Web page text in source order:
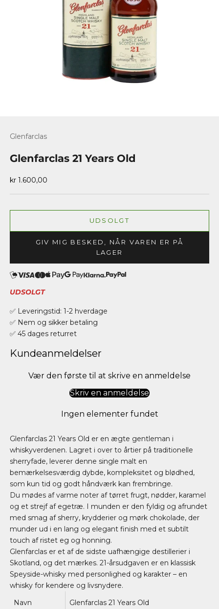
Glenfarclas
Glenfarclas 21 Years Old
Salgspris
kr 1.600,00
UDSOLGT
GIV MIG BESKED, NÅR VAREN ER PÅ
LAGER
UDSOLGT
✅ Leveringstid: 1-2 hverdage
✅ Nem og sikker betaling
✅ 45 dages returret
Kundeanmeldelser
Vær den første til at skrive en anmeldelse
Skriv en anmeldelse
Ingen elementer fundet
Glenfarclas 21 Years Old er en ægte gentleman i
whiskyverdenen. Lagret i over to årtier på traditionelle
sherryfade, leverer denne single malt en
bemærkelsesværdig dybde, kompleksitet og blødhed,
som kun tid og godt håndværk kan frembringe.
Du mødes af varme noter af tørret frugt, nødder, karamel
og et strejf af egetræ. I munden er den fyldig og afrundet
med smag af sherry, krydderier og mørk chokolade, der
munder ud i en lang og elegant finish med et subtilt
touch af ristet eg og honning.
Glenfarclas er et af de sidste uafhængige destillerier i
Skotland, og det mærkes. 21-årsudgaven er en klassisk
Speyside-whisky med personlighed og karakter – en
whisky for kendere og livsnydere.
Navn
Glenfarclas 21 Years Old